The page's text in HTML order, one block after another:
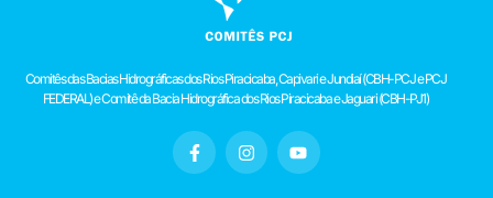
Comitês das Bacias Hidrográficas dos Rios Piracicaba, Capivari e Jundiaí (CBH-PCJ e PCJ
FEDERAL) e Comitê da Bacia Hidrográfica dos Rios Piracicaba e Jaguari (CBH-PJ1)